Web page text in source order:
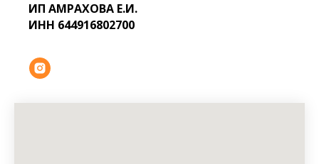
ИП АМРАХОВА Е.И.
ИНН 644916802700